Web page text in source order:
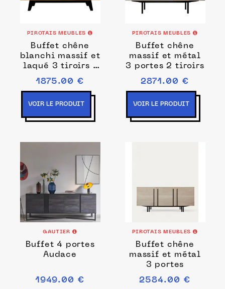
PIROTAIS MEUBLES
Buffet chêne
blanchi massif et
laqué 3 tiroirs 1
porte
1875.00 €
VOIR LE PRODUIT
PIROTAIS MEUBLES
Buffet chêne
massif et métal
3 portes 2 tiroirs
2871.00 €
VOIR LE PRODUIT
GAUTIER
Buffet 4 portes
Audace
1949.00 €
PIROTAIS MEUBLES
Buffet chêne
massif et métal
3 portes
2584.00 €